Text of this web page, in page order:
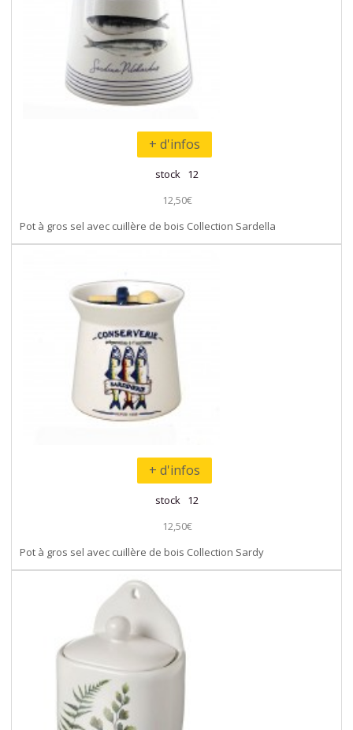
+ d'infos
stock 12
12,50€
Pot à gros sel avec cuillère de bois Collection Sardella
+ d'infos
stock 12
12,50€
Pot à gros sel avec cuillère de bois Collection Sardy